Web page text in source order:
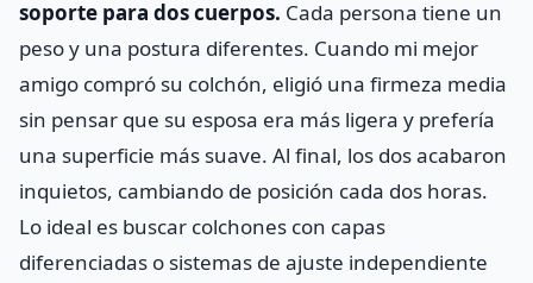
soporte para dos cuerpos. Cada persona tiene un
peso y una postura diferentes. Cuando mi mejor
amigo compró su colchón, eligió una firmeza media
sin pensar que su esposa era más ligera y prefería
una superficie más suave. Al final, los dos acabaron
inquietos, cambiando de posición cada dos horas.
Lo ideal es buscar colchones con capas
diferenciadas o sistemas de ajuste independiente